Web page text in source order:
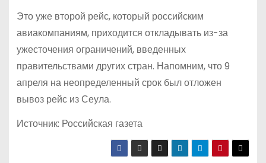
Это уже второй рейс, который российским
авиакомпаниям, приходится откладывать из-за
ужесточения ограничений, введенных
правительствами других стран. Напомним, что 9
апреля на неопределенный срок был отложен
вывоз рейс из Сеула.
Источник: Российская газета